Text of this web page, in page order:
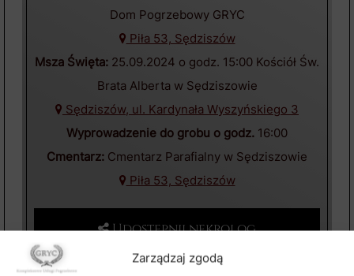
Zarządzaj zgodą
Dom Pogrzebowy GRYC
Piła 53, Sędziszów
Msza Święta: 25.09.2024 o godz. 15:00 Kościół Św.
Brata Alberta w Sędziszowie
Sędziszów, ul. Kardynała Wyszyńskiego 3
Wyprowadzenie do grobu o godz. 16:00
Cmentarz: Cmentarz Parafialny w Sędziszowie
Piła 53, Sędziszów
Udostępnij nekrolog